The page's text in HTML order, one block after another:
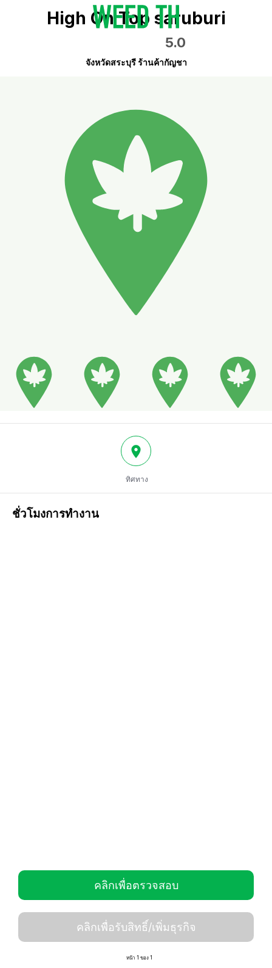
High On Top saruburi
5.0
จังหวัดสระบุรี ร้านค้ากัญชา
ทิศทาง
ชั่วโมงการทำงาน
คลิกเพื่อตรวจสอบ
คลิกเพื่อรับสิทธิ์/เพิ่มธุรกิจ
หน้า 1 ของ 1